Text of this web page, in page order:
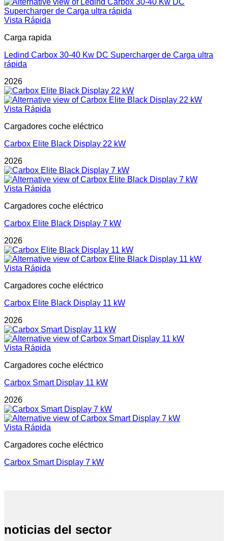
Vista Rápida
Carga rapida
Ledind Carbox 30-40 Kw DC Supercharger de Carga ultra
rápida
2026
Vista Rápida
Cargadores coche eléctrico
Carbox Elite Black Display 22 kW
2026
Vista Rápida
Cargadores coche eléctrico
Carbox Elite Black Display 7 kW
2026
Vista Rápida
Cargadores coche eléctrico
Carbox Elite Black Display 11 kW
2026
Vista Rápida
Cargadores coche eléctrico
Carbox Smart Display 11 kW
2026
Vista Rápida
Cargadores coche eléctrico
Carbox Smart Display 7 kW
noticias del sector